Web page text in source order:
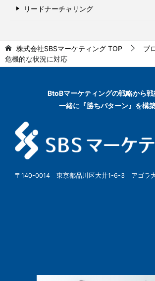
リードナーチャリング
株式会社SBSマーケティング TOP
ブ
危機的な状況に対応
BtoBマーケティングの戦略から
一緒に『勝ちパターン』を構
〒140-0014 東京都品川区大井1-6-3 アゴラ